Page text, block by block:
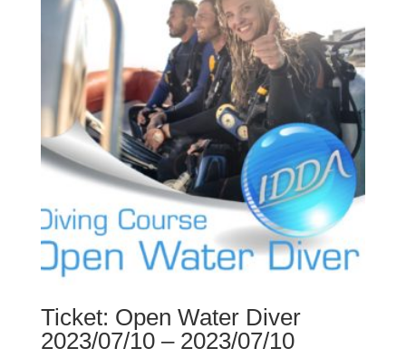
Ticket: Open Water Diver
2023/07/10 – 2023/07/10